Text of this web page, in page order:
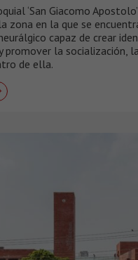
‘San Giacomo
zona en la que se
capaz de crear
promover la socialización,
de ella.